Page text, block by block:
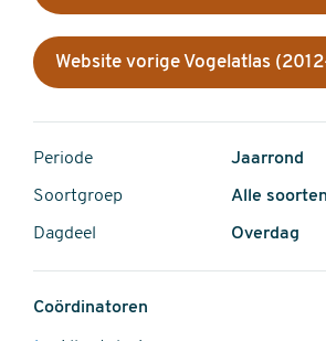
Website vorige Vogelatlas
Periode Jaarrond
Soortgroep Alle soorten
Dagdeel Overdag
Coördinatoren